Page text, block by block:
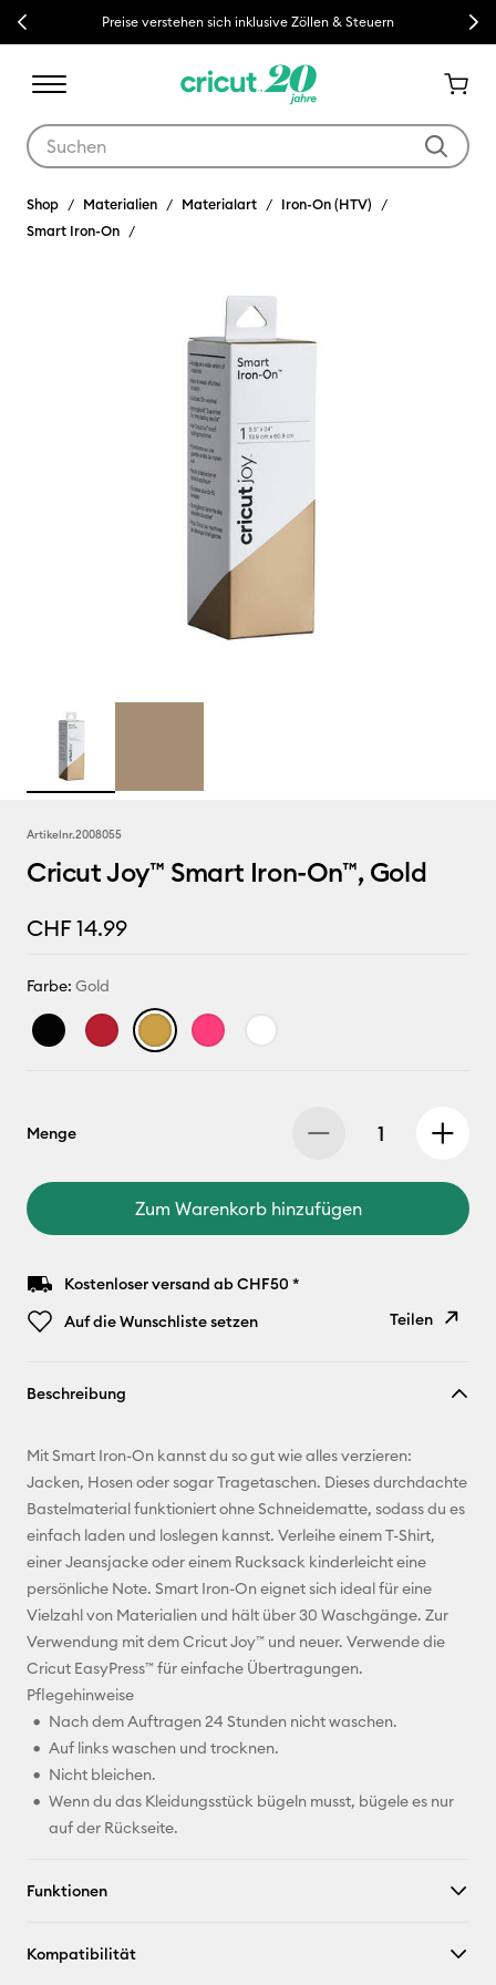
Previous Preise verstehen sich inklusive Zöllen & Steuern Next
Shop Materialien Materialart
Iron-On (HTV)
Smart Iron-On
Artikelnr.2008055
Cricut Joy™ Smart Iron-On™, Gold
CHF 14.99
Farbe: Gold
Menge
Zum Warenkorb hinzufügen
Kostenloser versand ab CHF50 *
Auf die Wunschliste setzen
Teilen
E-Mail-
Adresse
Pinterest
Facebook
Beschreibung
Mit Smart Iron-On kannst du so gut wie alles verzieren:
Jacken, Hosen oder sogar Tragetaschen. Dieses durchdachte
Bastelmaterial funktioniert ohne Schneidematte, sodass du es
einfach laden und loslegen kannst. Verleihe einem T-Shirt,
einer Jeansjacke oder einem Rucksack kinderleicht eine
persönliche Note. Smart Iron-On eignet sich ideal für eine
Vielzahl von Materialien und hält über 30 Waschgänge. Zur
Verwendung mit dem Cricut Joy™ und neuer. Verwende die
Cricut EasyPress™ für einfache Übertragungen.
Pflegehinweise
Nach dem Auftragen 24 Stunden nicht waschen.
Auf links waschen und trocknen.
Nicht bleichen.
Wenn du das Kleidungsstück bügeln musst, bügele es nur
auf der Rückseite.
Funktionen
Kompatibilität